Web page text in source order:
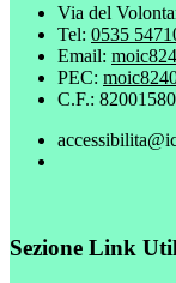
Via del
Tel: 0535
Email:
PEC:
C.F.:
Sezione Link